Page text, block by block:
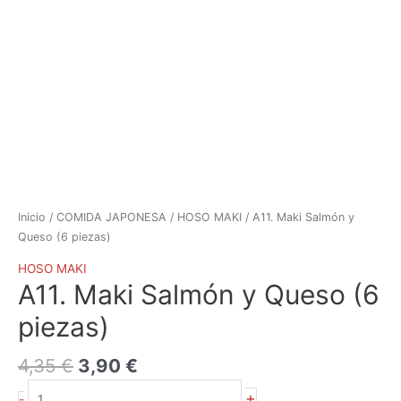
Inicio / COMIDA JAPONESA / HOSO MAKI / A11. Maki Salmón y
Queso (6 piezas)
HOSO MAKI
A11. Maki Salmón y Queso (6
piezas)
4,35€ 3,90 €